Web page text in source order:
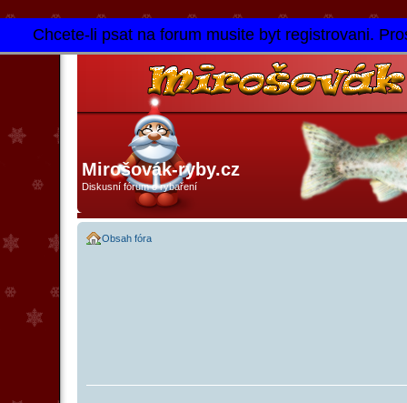
Chcete-li psat na forum musite byt registrovani.
Mirošovák-ryby.cz
Diskusní fórum o rybaření
Obsah fóra